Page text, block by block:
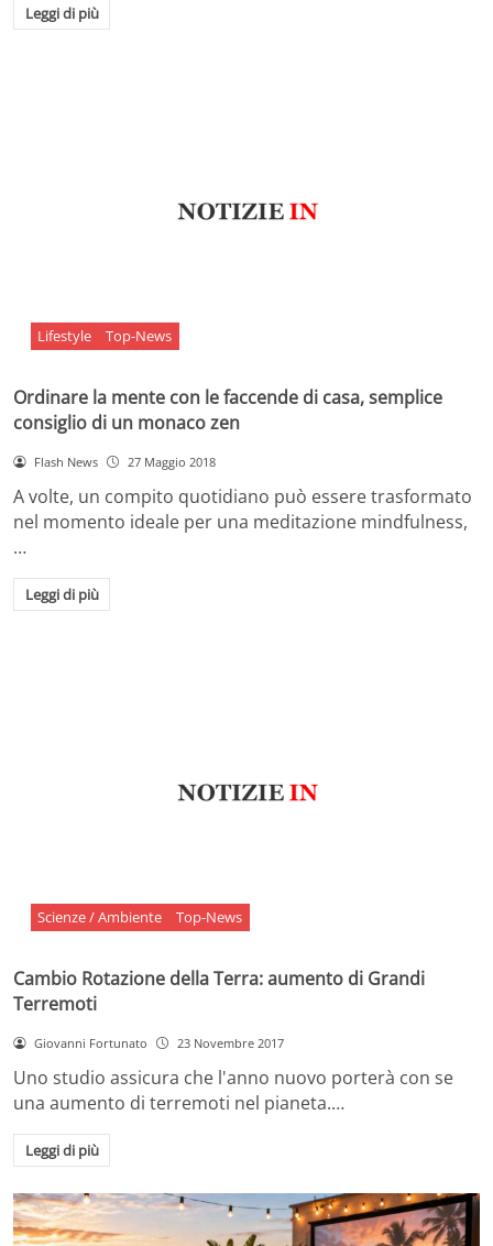
Leggi di più
Lifestyle Top-News
Ordinare la mente con le faccende di casa, semplice
consiglio di un monaco zen
Flash News 27 Maggio 2018
A volte, un compito quotidiano può essere trasformato
nel momento ideale per una meditazione mindfulness,
…
Leggi di più
Scienze / Ambiente Top-News
Cambio Rotazione della Terra: aumento di Grandi
Terremoti
Giovanni Fortunato 23 Novembre 2017
Uno studio assicura che l'anno nuovo porterà con se
una aumento di terremoti nel pianeta.…
Leggi di più